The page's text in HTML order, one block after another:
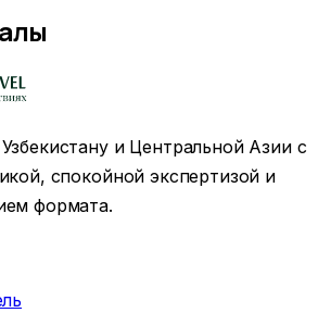
и Центральной Азии с
спокойной экспертизой и
формата.